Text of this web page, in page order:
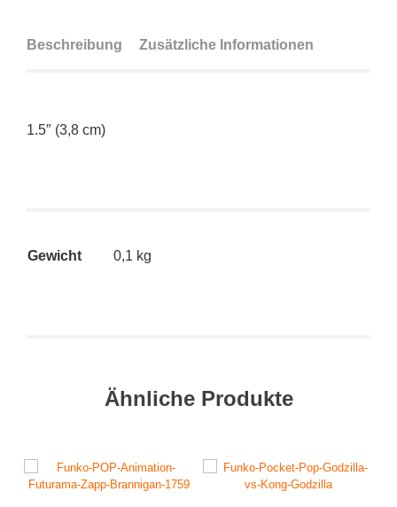
Beschreibung Zusätzliche Informationen
1.5″ (3,8 cm)
Gewicht 0,1 kg
Ähnliche Produkte